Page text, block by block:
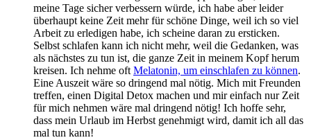
meine Tage sicher verbessern würde, ich habe aber leider
überhaupt keine Zeit mehr für schöne Dinge, weil ich so viel
Arbeit zu erledigen habe, ich scheine daran zu ersticken.
Selbst schlafen kann ich nicht mehr, weil die Gedanken, was
als nächstes zu tun ist, die ganze Zeit in meinem Kopf herum
kreisen. Ich nehme oft Melatonin, um einschlafen zu können.
Eine Auszeit wäre so dringend mal nötig. Mich mit Freunden
treffen, einen Digital Detox machen und mir einfach nur Zeit
für mich nehmen wäre mal dringend nötig! Ich hoffe sehr,
dass mein Urlaub im Herbst genehmigt wird, damit ich all das
mal tun kann!